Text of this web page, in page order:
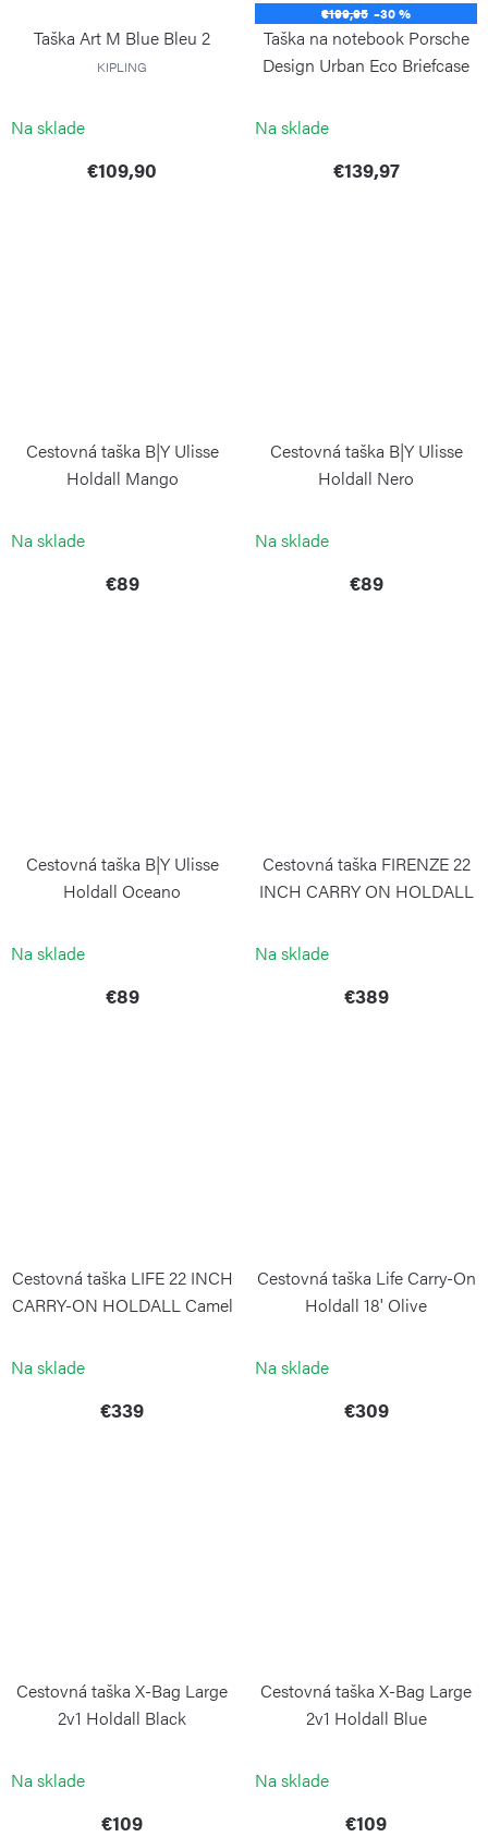
Taška Art M Blue Bleu 2
KIPLING
Na sklade
€109,90
€199,95 –30 %
Taška na notebook Porsche
Design Urban Eco Briefcase
PORSCHE DESIGN
Na sklade
€139,97
Cestovná taška B|Y Ulisse
Holdall Mango
Na sklade
€89
Cestovná taška B|Y Ulisse
Holdall Nero
Na sklade
€89
Cestovná taška B|Y Ulisse
Holdall Oceano
Na sklade
€89
Cestovná taška FIRENZE 22
INCH CARRY ON HOLDALL
Na sklade
€389
Cestovná taška LIFE 22 INCH
CARRY-ON HOLDALL Camel
Na sklade
€339
Cestovná taška Life Carry-On
Holdall 18' Olive
Na sklade
€309
Cestovná taška X-Bag Large
2v1 Holdall Black
Na sklade
€109
Cestovná taška X-Bag Large
2v1 Holdall Blue
Na sklade
€109